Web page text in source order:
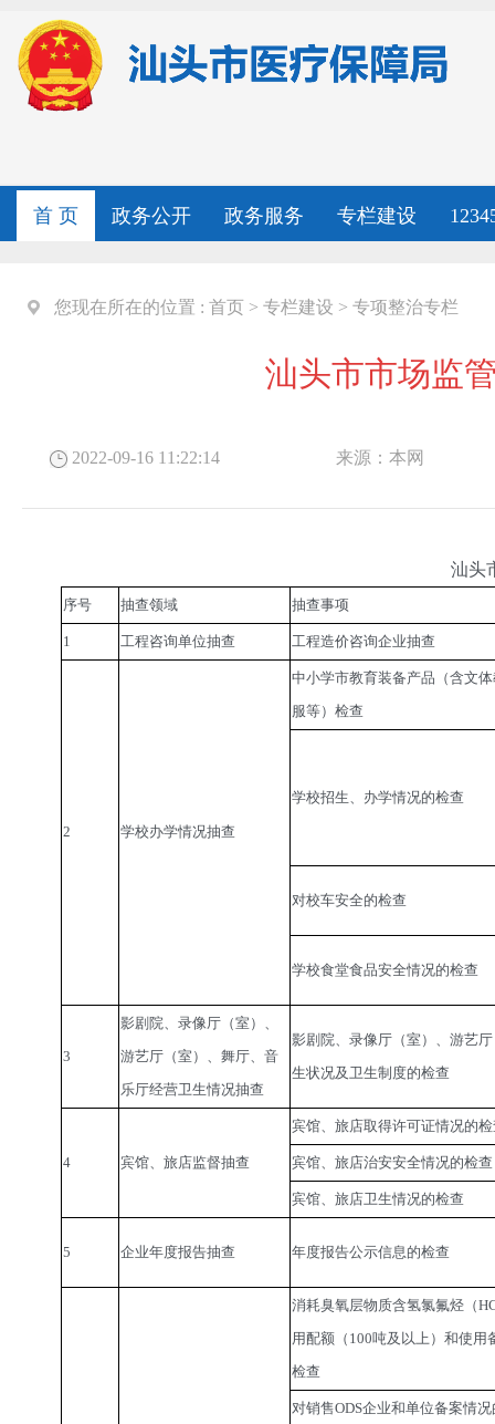
首 页 政务公开 政务服务 专栏建设
您现在所在的位置 : 首页 > 专栏建设 > 专项整治专栏
汕头市市场监
2022-09-16 11:22:14 来源：本网
汕头
序号 抽查领域 抽查事项
1 工程咨询单位抽查 工程造价咨询企业抽查
2 学校办学情况抽查
中小学市教育装备产品（含文
服等）检查
学校招生、办学情况的检查
对校车安全的检查
学校食堂食品安全情况的检查
3
影剧院、录像厅（室）、
游艺厅（室）、舞厅、音
乐厅经营卫生情况抽查
影剧院、录像厅（室）、游艺
生状况及卫生制度的检查
4 宾馆、旅店监督抽查
宾馆、旅店取得许可证情况的
宾馆、旅店治安安全情况的检查
宾馆、旅店卫生情况的检查
5 企业年度报告抽查 年度报告公示信息的检查
消耗臭氧层物质含氢氯氟烃（
用配额（100吨及以上）和使用
检查
对销售ODS企业和单位备案情